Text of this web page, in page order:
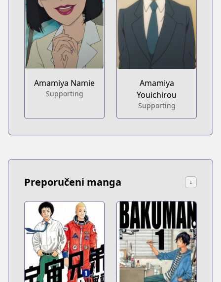
Amamiya Namie
Supporting
Amamiya
Youichirou
Supporting
Preporučeni manga ↓